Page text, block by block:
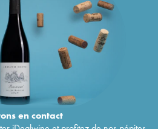
encontact